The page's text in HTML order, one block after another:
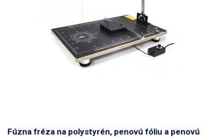
Fúzna fréza na polystyrén, penovú fóliu a penovú